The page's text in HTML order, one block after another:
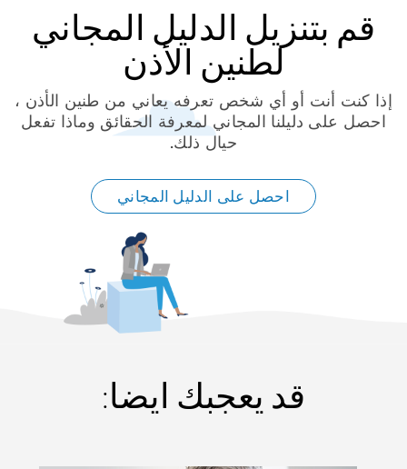
قم بتنزيل الدليل المجاني
لطنين الأذن
إذا كنت أنت أو أي شخص تعرفه يعاني من طنين الأذن ،
احصل على دليلنا المجاني لمعرفة الحقائق وماذا تفعل
حيال ذلك.
احصل على الدليل المجاني
قد يعجبك ايضا: